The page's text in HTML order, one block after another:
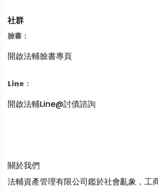
社群
臉書：
開啟法輔臉書專頁
Line：
開啟法輔Line@討債諮詢
關於我們
法輔資產管理有限公司鑑於社會亂象，工